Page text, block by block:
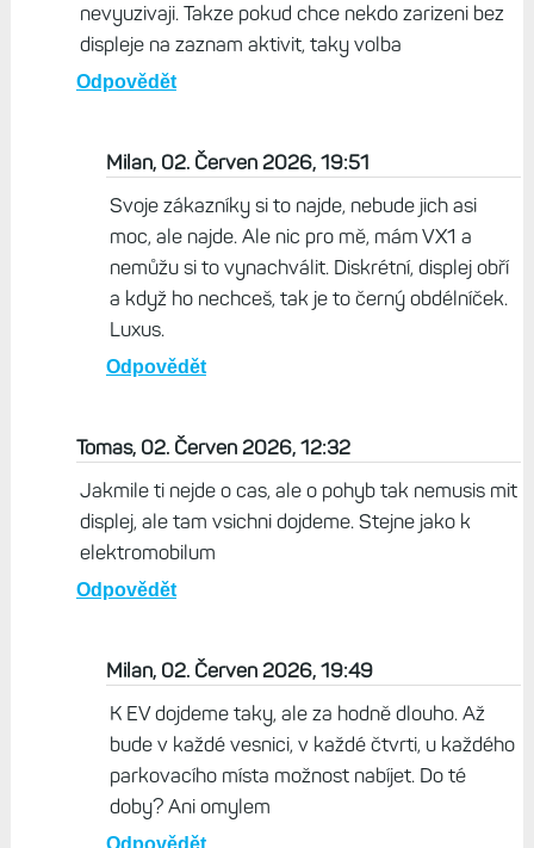
nevyuzivaji. Takze pokud chce nekdo zarizeni bez
displeje na zaznam aktivit, taky volba
Odpovědět
Milan, 02. Červen 2026, 19:51
Svoje zákazníky si to najde, nebude jich asi
moc, ale najde. Ale nic pro mě, mám VX1 a
nemůžu si to vynachválit. Diskrétní, displej obří
a když ho nechceš, tak je to černý obdélníček.
Luxus.
Odpovědět
Tomas, 02. Červen 2026, 12:32
Jakmile ti nejde o cas, ale o pohyb tak nemusis mit
displej, ale tam vsichni dojdeme. Stejne jako k
elektromobilum
Odpovědět
Milan, 02. Červen 2026, 19:49
K EV dojdeme taky, ale za hodně dlouho. Až
bude v každé vesnici, v každé čtvrti, u každého
parkovacího místa možnost nabíjet. Do té
doby? Ani omylem